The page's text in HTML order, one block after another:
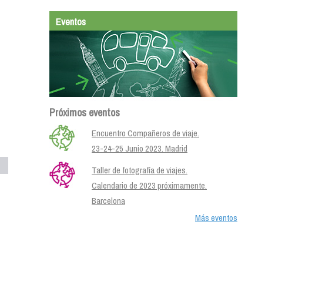
Eventos
Próximos eventos
Encuentro Compañeros de viaje.
23-24-25 Junio 2023. Madrid
Taller de fotografía de viajes.
Calendario de 2023 próximamente.
Barcelona
Más eventos